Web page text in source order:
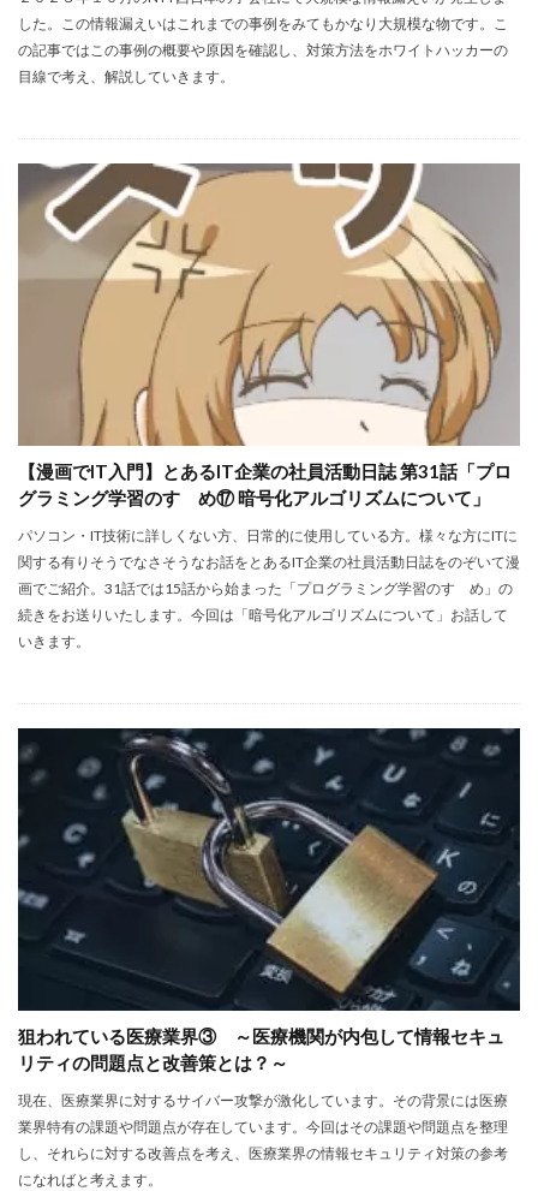
した。この情報漏えいはこれまでの事例をみてもかなり大規模な物です。こ
の記事ではこの事例の概要や原因を確認し、対策方法をホワイトハッカーの
目線で考え、解説していきます。
【漫画でIT入門】とあるIT企業の社員活動日誌 第31話「プロ
グラミング学習のすゝめ⑰ 暗号化アルゴリズムについて」
パソコン・IT技術に詳しくない方、日常的に使用している方。様々な方にITに
関する有りそうでなさそうなお話をとあるIT企業の社員活動日誌をのぞいて漫
画でご紹介。31話では15話から始まった「プログラミング学習のすゝめ」の
続きをお送りいたします。今回は「暗号化アルゴリズムについて」お話して
いきます。
狙われている医療業界③ ～医療機関が内包して情報セキュ
リティの問題点と改善策とは？～
現在、医療業界に対するサイバー攻撃が激化しています。その背景には医療
業界特有の課題や問題点が存在しています。今回はその課題や問題点を整理
し、それらに対する改善点を考え、医療業界の情報セキュリティ対策の参考
になればと考えます。